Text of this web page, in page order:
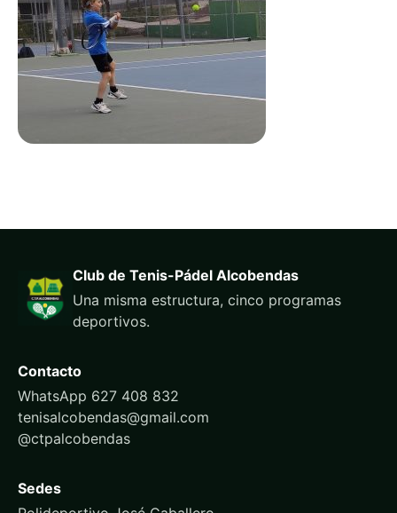
Club de Tenis-Pádel Alcobendas
Una misma estructura, cinco programas
deportivos.
Contacto
WhatsApp 627 408 832
tenisalcobendas@gmail.com
@ctpalcobendas
Sedes